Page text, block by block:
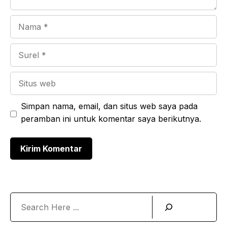
Simpan nama, email, dan situs web saya pada
peramban ini untuk komentar saya berikutnya.
Search